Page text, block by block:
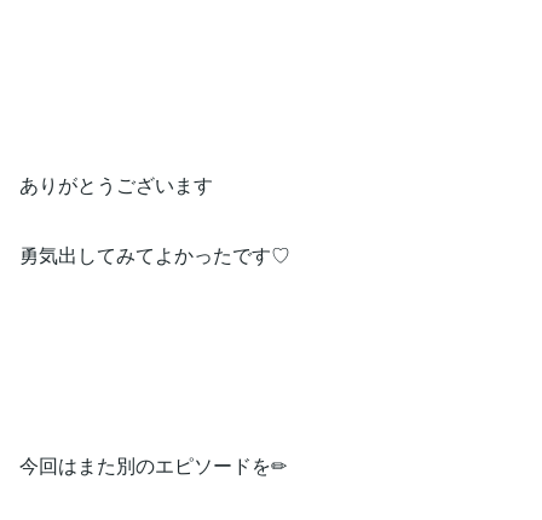
ありがとうございます
勇気出してみてよかったです♡
今回はまた別のエピソードを✏